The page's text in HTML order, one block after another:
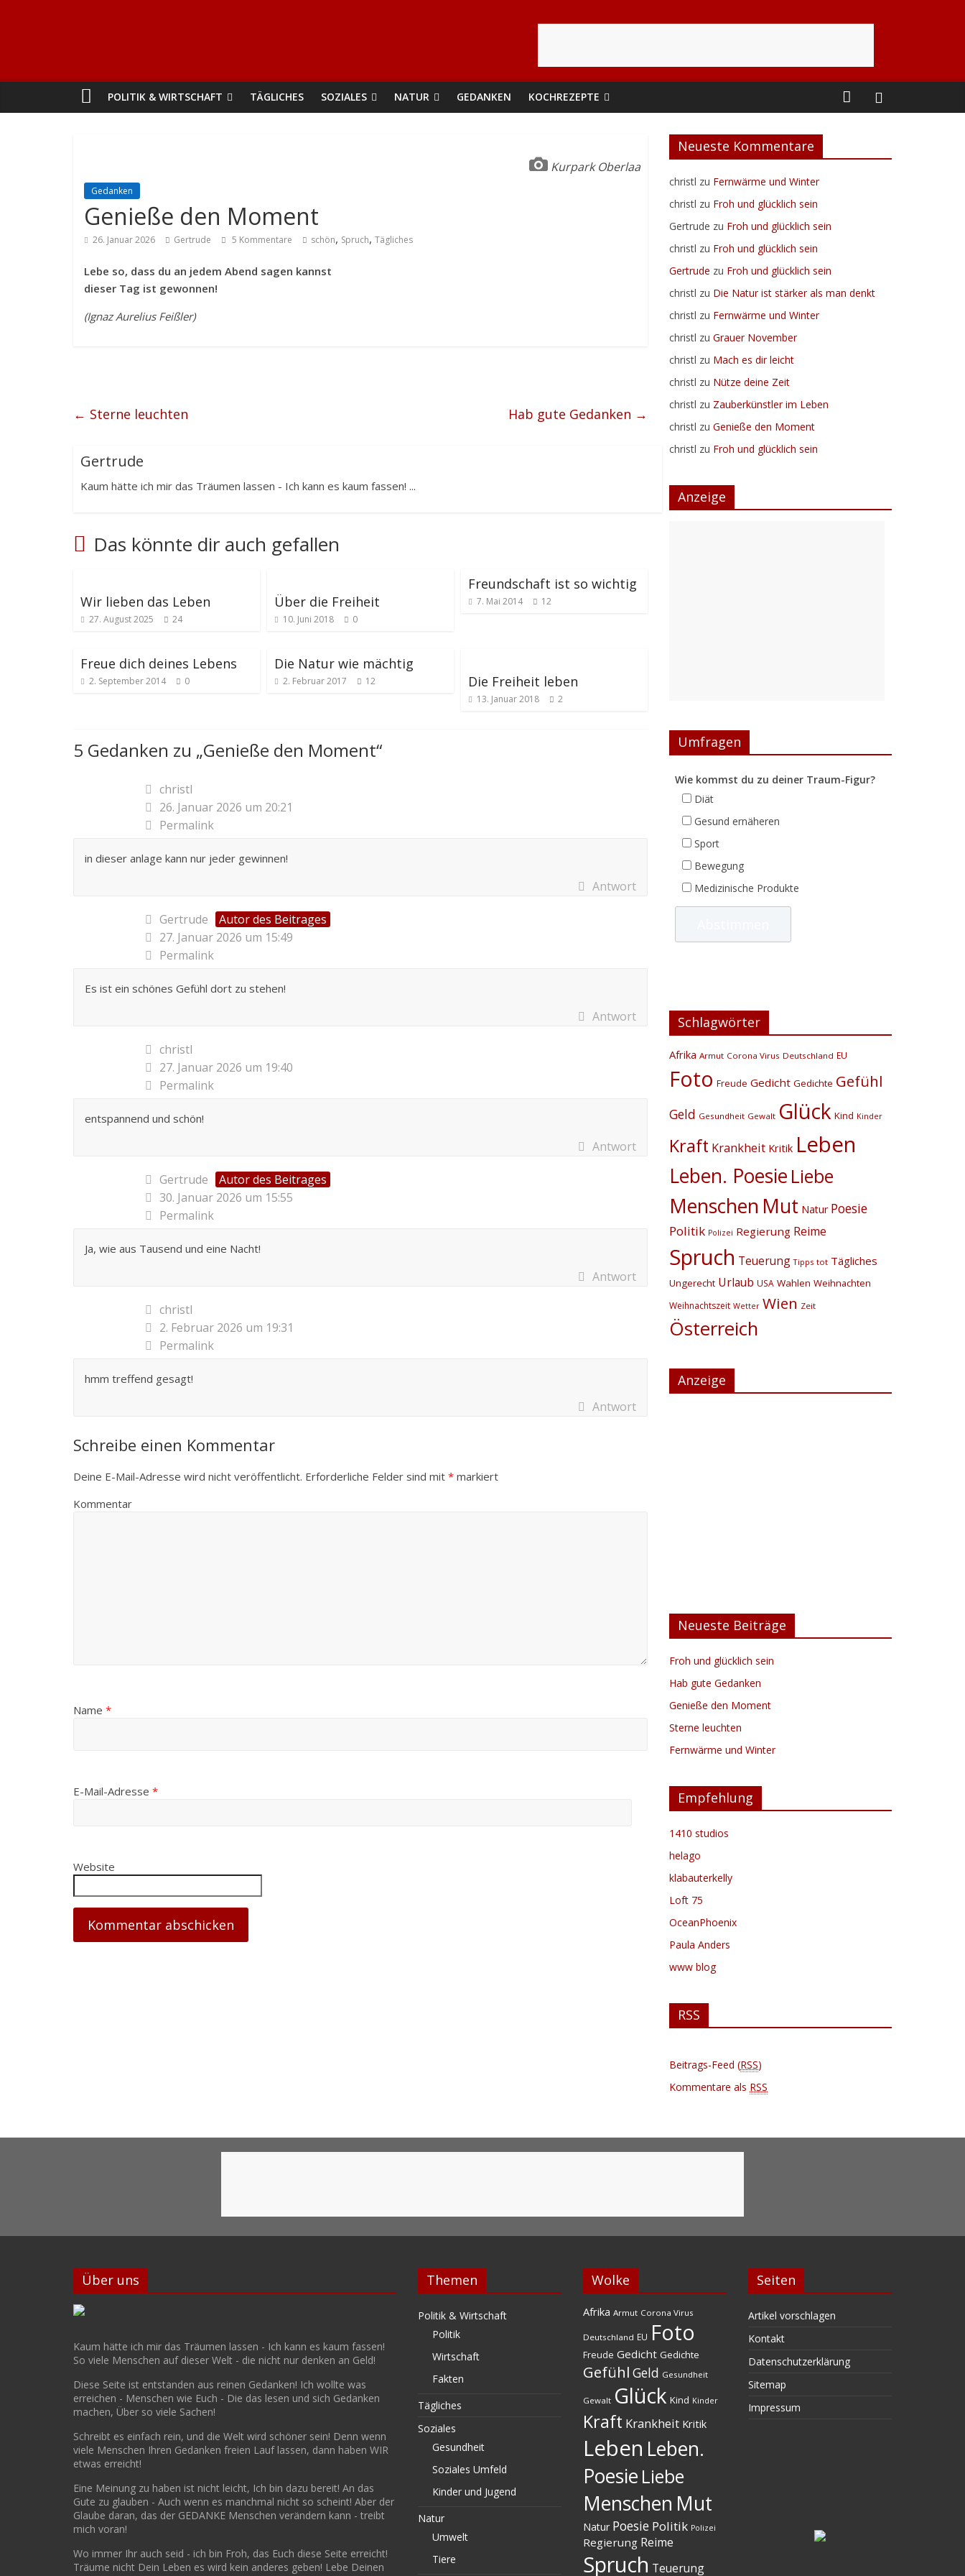
POLITIK & WIRTSCHAFT TÄGLICHES SOZIALES NATUR GEDANKEN KOCHREZEPTE
Kurpark Oberlaa
Gedanken
Genieße den Moment
26. Januar 2026 Gertrude 5 Kommentare schön, Spruch, Tägliches
Lebe so, dass du an jedem Abend sagen kannst
dieser Tag ist gewonnen!
(Ignaz Aurelius Feißler)
← Sterne leuchten Hab gute Gedanken →
Gertrude
Kaum hätte ich mir das Träumen lassen - Ich kann es kaum fassen! ...
Das könnte dir auch gefallen
Wir lieben das Leben
27. August 2025 24
Über die Freiheit
10. Juni 2018 0
Freundschaft ist so wichtig
7. Mai 2014 12
Freue dich deines Lebens
2. September 2014 0
Die Natur wie mächtig
2. Februar 2017 12 Die Freiheit leben
13. Januar 2018 2
5 Gedanken zu „Genieße den Moment“
christl
26. Januar 2026 um 20:21
Permalink
in dieser anlage kann nur jeder gewinnen!
Antwort
Gertrude
Autor des Beitrages
27. Januar 2026 um 15:49
Permalink
Es ist ein schönes Gefühl dort zu stehen!
Antwort
christl
27. Januar 2026 um 19:40
Permalink
entspannend und schön!
Antwort
Gertrude
Autor des Beitrages
30. Januar 2026 um 15:55
Permalink
Ja, wie aus Tausend und eine Nacht!
Antwort
christl
2. Februar 2026 um 19:31
Permalink
hmm treffend gesagt!
Antwort
Schreibe einen Kommentar
Deine E-Mail-Adresse wird nicht veröffentlicht. Erforderliche Felder sind mit * markiert
Kommentar
Name *
E-Mail-Adresse *
Website
Neueste Kommentare
christl zu Fernwärme und Winter
christl zu Froh und glücklich sein
Gertrude zu Froh und glücklich sein
christl zu Froh und glücklich sein
Gertrude zu Froh und glücklich sein
christl zu Die Natur ist stärker als man denkt
christl zu Fernwärme und Winter
christl zu Grauer November
christl zu Mach es dir leicht
christl zu Nütze deine Zeit
christl zu Zauberkünstler im Leben
christl zu Genieße den Moment
christl zu Froh und glücklich sein
Anzeige
Umfragen
Wie kommst du zu deiner Traum-Figur?
Diät
Gesund ernäheren
Sport
Bewegung
Medizinische Produkte
Schlagwörter
Afrika Armut Corona Virus Deutschland EU
Foto Freude Gedicht Gedichte Gefühl
Geld Gesundheit Gewalt Glück Kind Kinder
Kraft Krankheit Kritik Leben
Leben. Poesie Liebe
Menschen Mut Natur Poesie
Politik Polizei Regierung Reime
Spruch Teuerung Tipps tot Tägliches
Ungerecht Urlaub USA Wahlen Weihnachten
Weihnachtszeit Wetter Wien Zeit
Österreich
Anzeige
Neueste Beiträge
Froh und glücklich sein
Hab gute Gedanken
Genieße den Moment
Sterne leuchten
Fernwärme und Winter
Empfehlung
1410 studios
helago
klabauterkelly
Loft 75
OceanPhoenix
Paula Anders
www blog
RSS
Beitrags-Feed (RSS)
Kommentare als RSS
Über uns
Kaum hätte ich mir das Träumen lassen - Ich kann es kaum fassen!
So viele Menschen auf dieser Welt - die nicht nur denken an Geld!
Diese Seite ist entstanden aus reinen Gedanken! Ich wollte was
erreichen - Menschen wie Euch - Die das lesen und sich Gedanken
machen, Über so viele Sachen!
Schreibt es einfach rein, und die Welt wird schöner sein! Denn wenn
viele Menschen Ihren Gedanken freien Lauf lassen, dann haben WIR
etwas erreicht!
Eine Meinung zu haben ist nicht leicht, Ich bin dazu bereit! An das
Gute zu glauben - Auch wenn es manchmal nicht so scheint! Aber der
Glaube daran, das der GEDANKE Menschen verändern kann - treibt
mich voran!
Wo immer Ihr auch seid - ich bin Froh, das Euch diese Seite erreicht!
Träume nicht Dein Leben es wird kein anderes geben! Lebe Deinen
Themen
Politik & Wirtschaft
Politik
Wirtschaft
Fakten
Tägliches
Soziales
Gesundheit
Soziales Umfeld
Kinder und Jugend
Natur
Umwelt
Tiere
Wolke
Afrika Armut Corona Virus
Deutschland EU Foto
Freude Gedicht Gedichte
Gefühl Geld Gesundheit
Gewalt Glück Kind Kinder
Kraft Krankheit Kritik
Leben Leben.
Poesie Liebe
Menschen Mut
Natur Poesie Politik Polizei
Regierung Reime
Spruch Teuerung
Seiten
Artikel vorschlagen
Kontakt
Datenschutzerklärung
Sitemap
Impressum